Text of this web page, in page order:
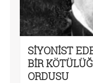
SİYONİST
BİR
ORDUSU